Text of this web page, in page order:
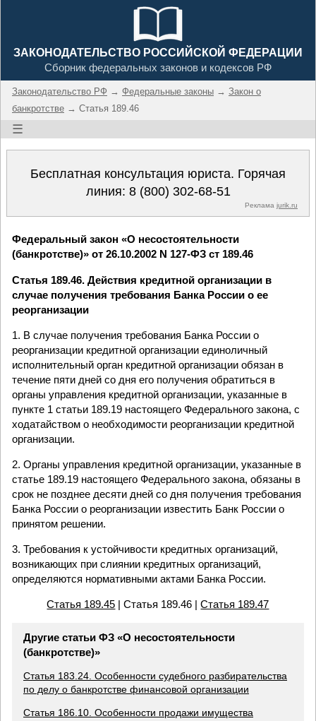
ЗАКОНОДАТЕЛЬСТВО РОССИЙСКОЙ ФЕДЕРАЦИИ
Сборник федеральных законов и кодексов РФ
Законодательство РФ → Федеральные законы → Закон о
банкротстве → Статья 189.46
☰
Бесплатная консультация юриста. Горячая
линия: 8 (800) 302-68-51
Реклама jurik.ru
Федеральный закон «О несостоятельности
(банкротстве)» от 26.10.2002 N 127-ФЗ ст 189.46
Статья 189.46. Действия кредитной организации в
случае получения требования Банка России о ее
реорганизации
1. В случае получения требования Банка России о
реорганизации кредитной организации единоличный
исполнительный орган кредитной организации обязан в
течение пяти дней со дня его получения обратиться в
органы управления кредитной организации, указанные в
пункте 1 статьи 189.19 настоящего Федерального закона, с
ходатайством о необходимости реорганизации кредитной
организации.
2. Органы управления кредитной организации, указанные в
статье 189.19 настоящего Федерального закона, обязаны в
срок не позднее десяти дней со дня получения требования
Банка России о реорганизации известить Банк России о
принятом решении.
3. Требования к устойчивости кредитных организаций,
возникающих при слиянии кредитных организаций,
определяются нормативными актами Банка России.
Статья 189.45 | Статья 189.46 |Статья 189.47
Другие статьи ФЗ «О несостоятельности
(банкротстве)»
Статья 183.24. Особенности судебного разбирательства
по делу о банкротстве финансовой организации
Статья 186.10. Особенности продажи имущества